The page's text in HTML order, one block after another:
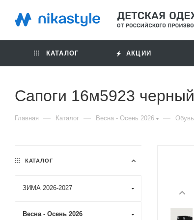
КАТАЛОГ АКЦИИ
Сапоги 16м5923 черный
Главная — Каталог — Весна - Осень 2026 — Обувь
КАТАЛОГ
ЗИМА 2026-2027
Весна - Осень 2026